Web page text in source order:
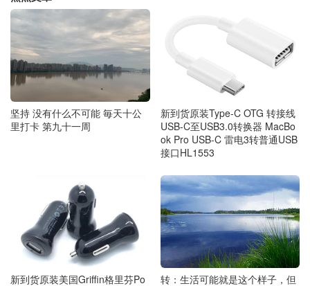
坚持 没有什么不可能 毎天十公
里打卡 第九十一周
新到货原装Type-C OTG 转接线
USB-C至USB3.0转换器 MacBo
ok Pro USB-C 雷电3转普通USB
接口HL1553
新到货原装美国Griffin格里芬Po
转：生活可能就是这个样子，但